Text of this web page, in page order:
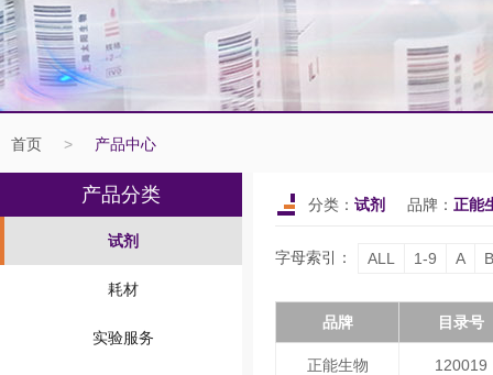
首页 > 产品中心
产品分类
试剂
耗材
实验服务
分类： 试剂 品牌： 正能
字母索引： ALL 1-9 A B
品牌 目录号
正能生物 120019